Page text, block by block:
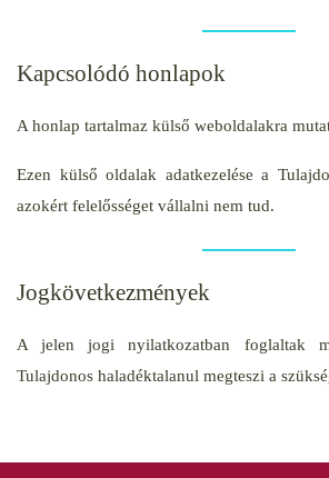
Kapcsolódó honlapok
A honlap tartalmaz külső weboldalakra
Ezen külső oldalak adatkezelése a
azokért felelősséget vállalni nem tud.
Jogkövetkezmények
A jelen jogi nyilatkozatban foglaltak
Tulajdonos haladéktalanul megteszi a